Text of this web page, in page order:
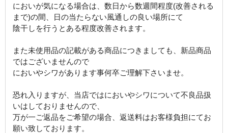
においが気になる場合は、数日から数週間程度(改善される
まで)の間、日の当たらない風通しの良い場所にて
陰干しを行うとある程度改善されます。
また未使用品の記載がある商品につきましても、新品商品
ではございませんので
においやシワがあります事何卒ご理解下さいませ。
恐れ入りますが、当店ではにおいやシワについて不良品扱
いはしておりませんので、
万が一ご返品をご希望の場合、返送料はお客様負担にてお
願い致しております。